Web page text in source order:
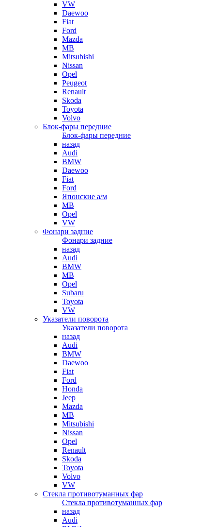
VW
Daewoo
Fiat
Ford
Mazda
MB
Mitsubishi
Nissan
Opel
Peugeot
Renault
Skoda
Toyota
Volvo
Блок-фары передние
Блок-фары передние
назад
Audi
BMW
Daewoo
Fiat
Ford
Японские а/м
MB
Opel
VW
Фонари задние
Фонари задние
назад
Audi
BMW
MB
Opel
Subaru
Toyota
VW
Указатели поворота
Указатели поворота
назад
Audi
BMW
Daewoo
Fiat
Ford
Honda
Jeep
Mazda
MB
Mitsubishi
Nissan
Opel
Renault
Skoda
Toyota
Volvo
VW
Стекла противотуманных фар
Стекла противотуманных фар
назад
Audi